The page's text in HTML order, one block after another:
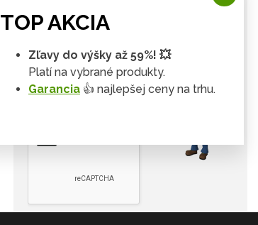
Odoberať
zasielali informácie o pridaní
nového článku a zároveň aj
marketingové ponuky a súhlasíte
TOP AKCIA
Zľavy do výšky až 59%! 💥
Platí na vybrané produkty.
Garancia 👍 najlepšej ceny na trhu.